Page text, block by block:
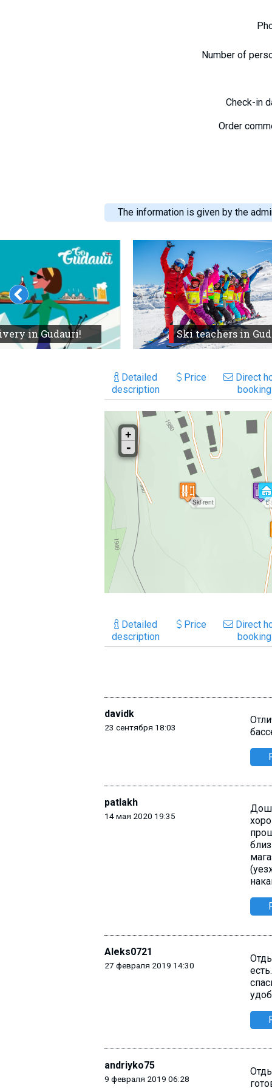
Number of
Check-in
Order
The information is given by the
in Gudauri! Ski teachers in
Detailed
description
Price
Direct
booking
Detailed
description
Price
Direct
booking
davidk
23 сентября 18:03
patlakh
14 мая 2020 19:35
Aleks0721
27 февраля 2019 14:30
andriyko75
9 февраля 2019 06:28